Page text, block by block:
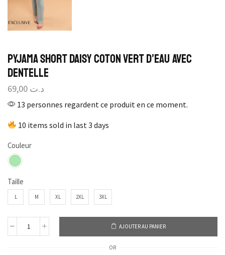
Pyjama Short Daisy Coton Vert D’eau avec
Dentelle
د.ت
13 personnes regardent ce produit en ce moment.
10 items sold in last 3 days
Couleur
Taille
L M XL 2XL 3XL
AJOUTER AU PANIER
OR